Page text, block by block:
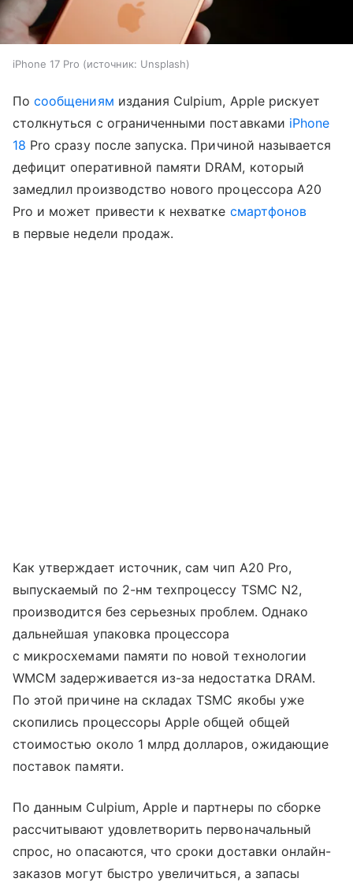
iPhone 17 Pro источник: Unsplash
Посообщениям издания Culpium, Apple рискует
столкнуться с ограниченными поставками iPhone
18 Pro сразу после запуска. Причиной называется
дефицит оперативной памяти DRAM, который
замедлил производство нового процессора A20
Pro и может привести к нехватке смартфонов
в первые недели продаж.
Как утверждает источник, сам чип A20 Pro,
выпускаемый по 2-нм техпроцессу TSMC N2,
производится без серьезных проблем. Однако
дальнейшая упаковка процессора
с микросхемами памяти по новой технологии
WMCM задерживается из-за недостатка DRAM.
По этой причине на складах TSMC якобы уже
скопились процессоры Apple общей общей
стоимостью около 1 млрд долларов, ожидающие
поставок памяти.
По данным Culpium, Apple и партнеры по сборке
рассчитывают удовлетворить первоначальный
спрос, но опасаются, что сроки доставки онлайн-
заказов могут быстро увеличиться, а запасы